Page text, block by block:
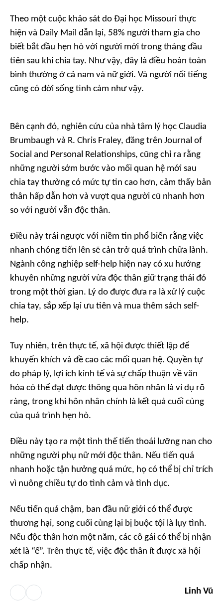
Theo một cuộc khảo sát do Đại học Missouri thực
hiện và Daily Mail dẫn lại, 58% người tham gia cho
biết bắt đầu hẹn hò với người mới trong tháng đầu
tiên sau khi chia tay. Như vậy, đây là điều hoàn toàn
bình thường ở cả nam và nữ giới. Và người nổi tiếng
cũng có đời sống tình cảm như vậy.
Bên cạnh đó, nghiên cứu của nhà tâm lý học Claudia
Brumbaugh và R. Chris Fraley, đăng trên Journal of
Social and Personal Relationships, cũng chỉ ra rằng
những người sớm bước vào mối quan hệ mới sau
chia tay thường có mức tự tin cao hơn, cảm thấy bản
thân hấp dẫn hơn và vượt qua người cũ nhanh hơn
so với người vẫn độc thân.
Điều này trái ngược với niềm tin phổ biến rằng việc
nhanh chóng tiến lên sẽ cản trở quá trình chữa lành.
Ngành công nghiệp self-help hiện nay có xu hướng
khuyên những người vừa độc thân giữ trạng thái đó
trong một thời gian. Lý do được đưa ra là xử lý cuộc
chia tay, sắp xếp lại ưu tiên và mua thêm sách self-
help.
Tuy nhiên, trên thực tế, xã hội được thiết lập để
khuyến khích và đề cao các mối quan hệ. Quyền tự
do pháp lý, lợi ích kinh tế và sự chấp thuận về văn
hóa có thể đạt được thông qua hôn nhân là ví dụ rõ
ràng, trong khi hôn nhân chính là kết quả cuối cùng
của quá trình hẹn hò.
Điều này tạo ra một tình thế tiến thoái lưỡng nan cho
những người phụ nữ mới độc thân. Nếu tiến quá
nhanh hoặc tận hưởng quá mức, họ có thể bị chỉ trích
vì nuông chiều tự do tình cảm và tình dục.
Nếu tiến quá chậm, ban đầu nữ giới có thể được
thương hại, song cuối cùng lại bị buộc tội là lụy tình.
Nếu độc thân hơn một năm, các cô gái có thể bị nhận
xét là “ế”. Trên thực tế, việc độc thân ít được xã hội
chấp nhận.
Linh Vũ